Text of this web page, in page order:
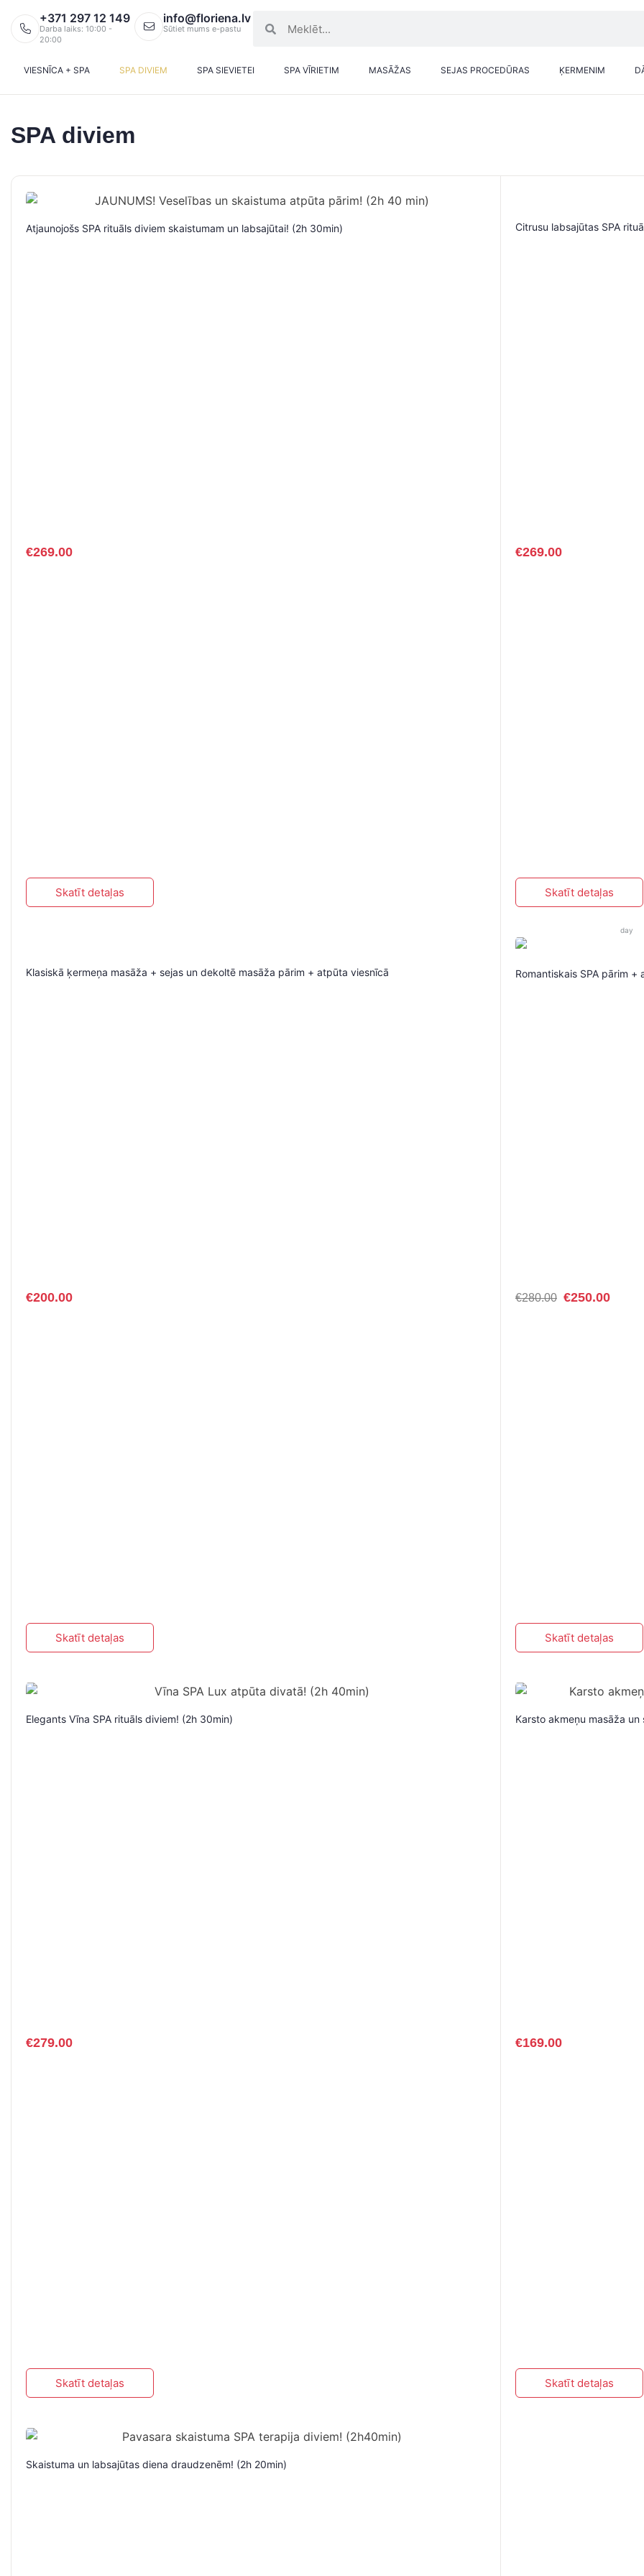
+371 297 12 149
Darba laiks: 10:00 -
20:00
info@floriena.lv
Sūtiet mums e-pastu
VIESNĪCA + SPA SPA DIVIEM SPA SIEVIETEI SPA VĪRIETIM MASĀŽAS SEJAS PROCEDŪRAS ĶERMENIM
SPA diviem
Atjaunojošs SPA rituāls diviem skaistumam un labsajūtai! (2h 30min)
€269.00
Skatīt detaļas
Citrusu labsajūtas SPA
€269.00
Skatīt detaļas
Klasiskā ķermeņa masāža + sejas un dekoltē masāža pārim + atpūta viesnīcā
€200.00
Skatīt detaļas
day
Romantiskais SPA pārim
€280.00 €250.00
Skatīt detaļas
Elegants Vīna SPA rituāls diviem! (2h 30min)
€279.00
Skatīt detaļas
Karsto akmeņu masāža un
€169.00
Skatīt detaļas
Skaistuma un labsajūtas diena draudzenēm! (2h 20min)